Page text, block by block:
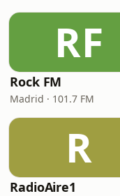
RF
Rock FM
Madrid · 101.7 FM
R
RadioAire1